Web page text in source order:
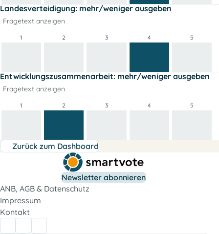
Landesverteidigung: mehr/weniger ausgeben
Fragetext anzeigen
1 2 3 4 5
Entwicklungszusammenarbeit: mehr/weniger ausgeben
Fragetext anzeigen
1 2 3 4 5
Zurück zum Dashboard
Newsletter abonnieren
ANB, AGB & Datenschutz
Impressum
Kontakt